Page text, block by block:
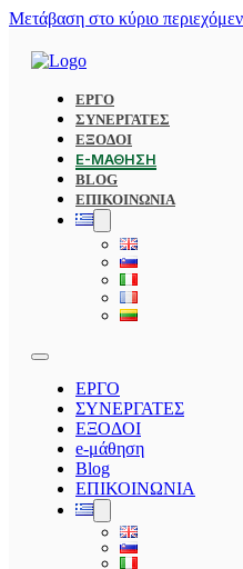
Μετάβαση στο κύριο
ΕΡΓΟ
ΣΥΝΕΡΓΑΤΕΣ
ΕΞΟΔΟΙ
E-ΜΆΘΗΣΗ
BLOG
ΕΠΙΚΟΙΝΩΝΙΑ
ΕΡΓΟ
ΣΥΝΕΡΓΑΤΕΣ
ΕΞΟΔΟΙ
e-μάθηση
Blog
ΕΠΙΚΟΙΝΩΝΙΑ